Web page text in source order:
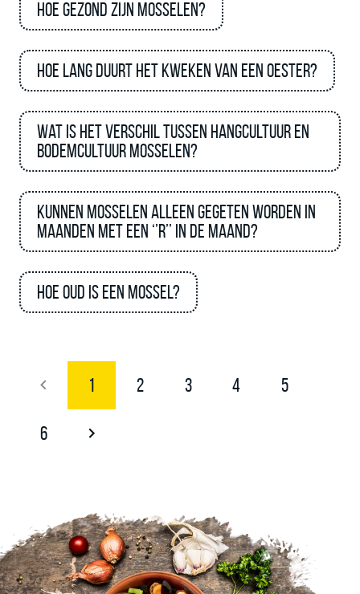
Hoe gezond zijn mosselen?
Hoe lang duurt het kweken van een oester?
Wat is het verschil tussen hangcultuur en
bodemcultuur mosselen?
Kunnen mosselen alleen gegeten worden in
maanden met een ‘’R’’ in de maand?
Hoe oud is een mossel?
1 2 3 4 5
6